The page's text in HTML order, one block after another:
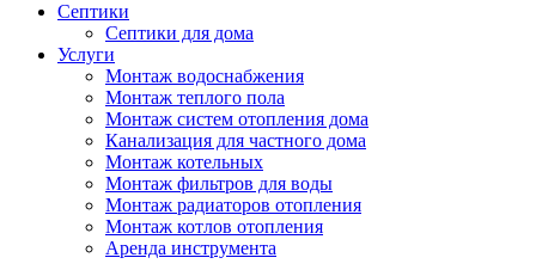
Септики
Септики для дома
Услуги
Монтаж водоснабжения
Монтаж теплого пола
Монтаж систем отопления дома
Канализация для частного дома
Монтаж котельных
Монтаж фильтров для воды
Монтаж радиаторов отопления
Монтаж котлов отопления
Аренда инструмента